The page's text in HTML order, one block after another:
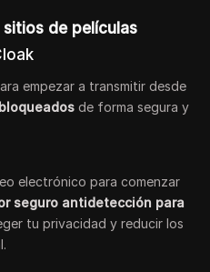
sitios de películas
empezar a transmitir desde
de forma segura y
electrónico para comenzar
seguro antidetección para
tu privacidad y reducir los